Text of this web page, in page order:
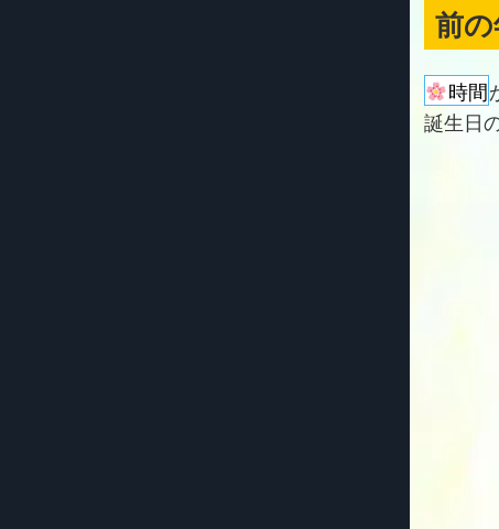
前
時間
誕生日